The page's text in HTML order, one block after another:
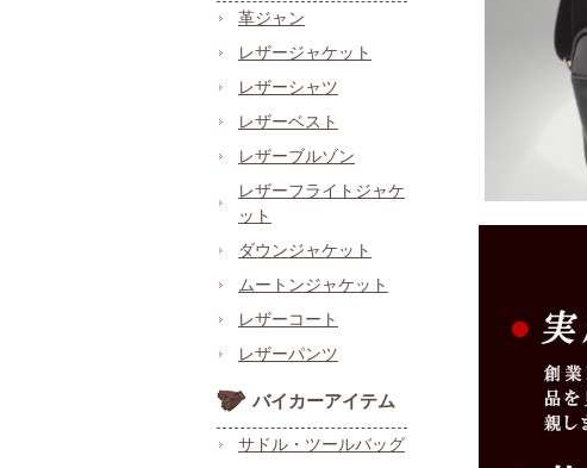
革ジャン
レザージャケット
レザーシャツ
レザーベスト
レザーブルゾン
レザーフライトジャケ
ット
ダウンジャケット
ムートンジャケット
レザーコート
レザーパンツ
バイカーアイテム
サドル・ツールバッグ